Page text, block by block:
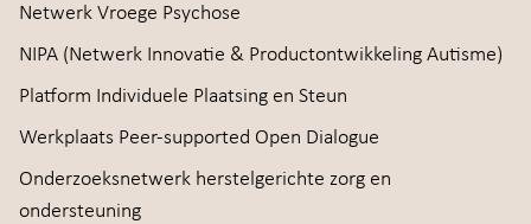
Netwerk Vroege Psychose
NIPA (Netwerk Innovatie & Productontwikkeling Autisme)
Platform Individuele Plaatsing en Steun
Werkplaats Peer-supported Open Dialogue
Onderzoeksnetwerk herstelgerichte zorg en
ondersteuning